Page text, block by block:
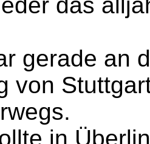
gerade an
von
in